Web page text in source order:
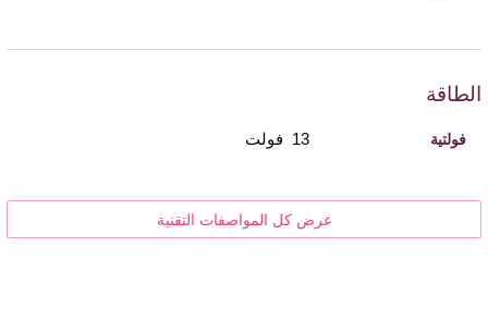
الطاقة
فولتية 13 فولت
عرض كل المواصفات التقنية